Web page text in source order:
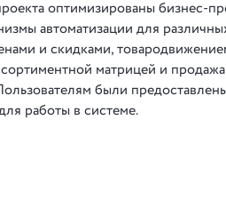
оптимизированы бизнес-
автоматизации для
и скидками,
матрицей и
были
работы в системе.